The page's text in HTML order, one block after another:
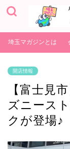
埼玉マガジンとは
開店情報
【富士見
ズニース
クが登場♪